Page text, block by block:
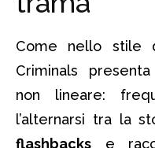
Come nello stile
Criminals
non lineare:
l’alternarsi tra la
flashbacks e